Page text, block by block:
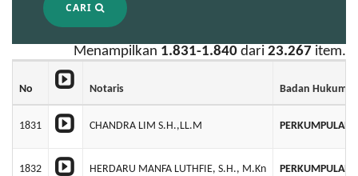
CARI
Menampilkan 1.831-1.840 dari 23.267 item.
No Notaris Badan Hukum
1831 CHANDRA LIM S.H.,LL.M PERKUMPULAN
1832 HERDARU MANFA LUTHFIE, S.H., M.Kn PERKUMPULAN